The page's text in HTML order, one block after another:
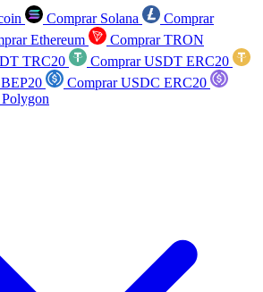
Comprar Solana
Comprar
Ethereum
Comprar TRON
TRC20
Comprar USDT ERC20
Comprar USDC ERC20